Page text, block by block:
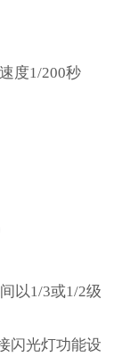
度1/200秒
以1/3或1/2级
闪光灯功能设